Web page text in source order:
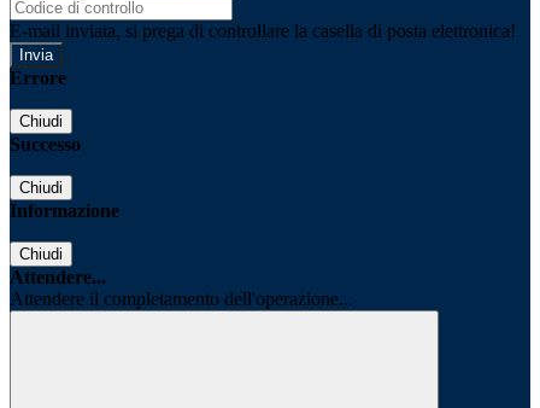
E-mail inviata, si prega di controllare la casella di posta elettronica!
Errore
Chiudi
Successo
Chiudi
Informazione
Chiudi
Attendere...
Attendere il completamento dell'operazione...